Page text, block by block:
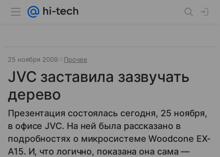
25 ноября 2009 Прочее
JVC заставила зазвучать
дерево
Презентация состоялась сегодня, 25 ноября,
в офисе JVC. На ней была рассказано в
подробностях о микросистеме Woodcone EX-
A15. И, что логично, показана она сама —